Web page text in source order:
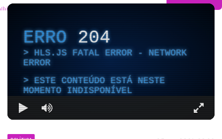
ERRO204
HLS.JS FATAL ERROR - NETWORK
ERROR
ESTE CONTEÚDO ESTÁ NESTE
MOMENTO INDISPONÍVEL